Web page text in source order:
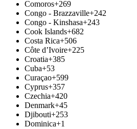
Comoros+269
Congo - Brazzaville+242
Congo - Kinshasa+243
Cook Islands+682
Costa Rica+506
Côte d’Ivoire+225
Croatia+385
Cuba+53
Curaçao+599
Cyprus+357
Czechia+420
Denmark+45
Djibouti+253
Dominica+1